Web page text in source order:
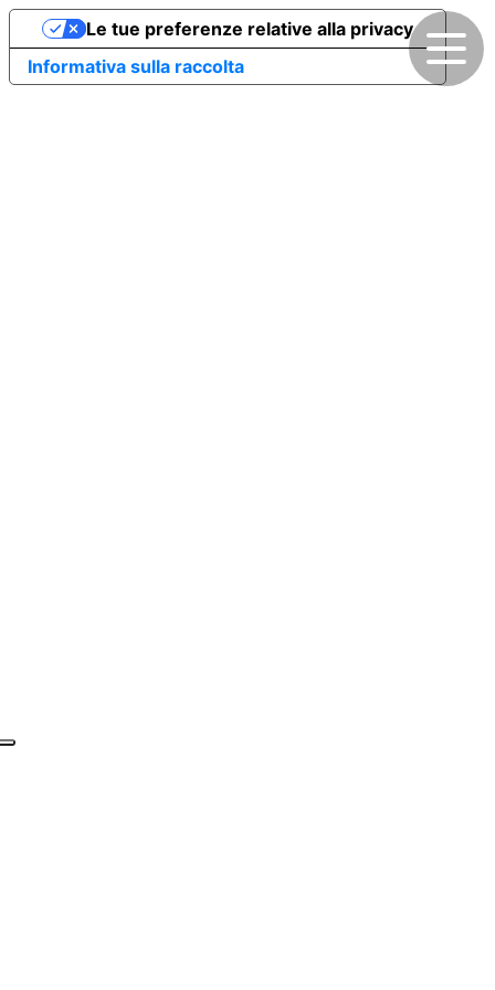
Informativa sulla raccolta
Le tue preferenze relative alla privacy